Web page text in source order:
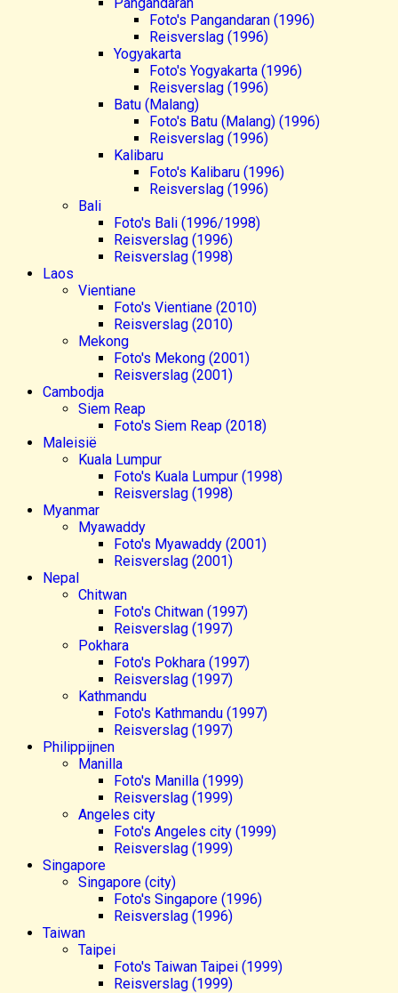
Foto's Pangandaran (1996)
Reisverslag (1996)
Yogyakarta
Foto's Yogyakarta (1996)
Reisverslag (1996)
Batu (Malang)
Foto's Batu (Malang) (1996)
Reisverslag (1996)
Kalibaru
Foto's Kalibaru (1996)
Reisverslag (1996)
Bali
Foto's Bali (1996/1998)
Reisverslag (1996)
Reisverslag (1998)
Laos
Vientiane
Foto's Vientiane (2010)
Reisverslag (2010)
Mekong
Foto's Mekong (2001)
Reisverslag (2001)
Cambodja
Siem Reap
Foto's Siem Reap (2018)
Maleisië
Kuala Lumpur
Foto's Kuala Lumpur (1998)
Reisverslag (1998)
Myanmar
Myawaddy
Foto's Myawaddy (2001)
Reisverslag (2001)
Nepal
Chitwan
Foto's Chitwan (1997)
Reisverslag (1997)
Pokhara
Foto's Pokhara (1997)
Reisverslag (1997)
Kathmandu
Foto's Kathmandu (1997)
Reisverslag (1997)
Philippijnen
Manilla
Foto's Manilla (1999)
Reisverslag (1999)
Angeles city
Foto's Angeles city (1999)
Reisverslag (1999)
Singapore
Singapore (city)
Foto's Singapore (1996)
Reisverslag (1996)
Taiwan
Taipei
Foto's Taiwan Taipei (1999)
Reisverslag (1999)